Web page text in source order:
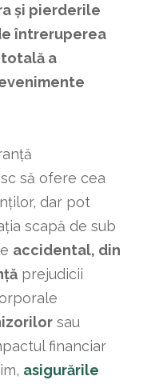
și pierderile
întreruperea
a
să ofere cea
dar pot
scapă de sub
accidental, din
prejudicii
sau
financiar
asigurările